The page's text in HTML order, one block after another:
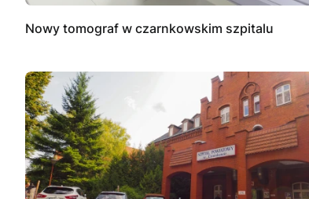
Nowy tomograf w czarnkowskim szpitalu